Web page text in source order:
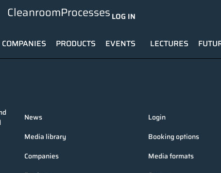
CleanroomProcesses LOG IN
COMPANIES PRODUCTS EVENTS LECTURES
News
Media library
Companies
Login
Booking options
Media formats